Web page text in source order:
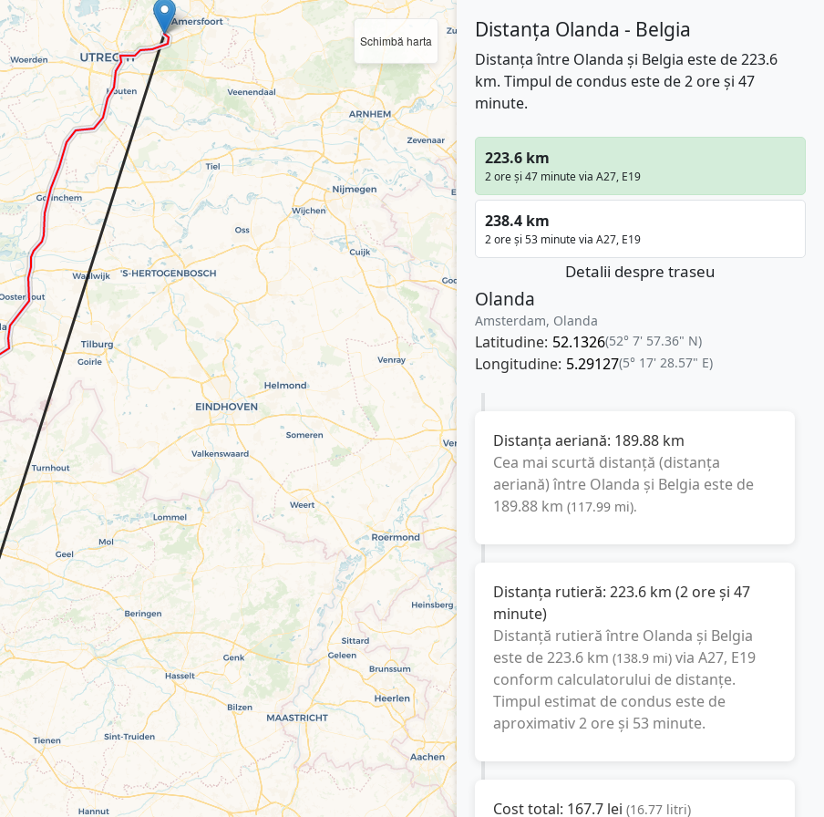
Schimbă harta Distanța Olanda - Belgia
Distanța între Olanda și Belgia este de 223.6
km. Timpul de condus este de 2 ore și 47
minute.
223.6 km
2 ore și 47 minute via A27, E19
238.4 km
2 ore și 53 minute via A27, E19
Detalii despre traseu
Olanda
Amsterdam, Olanda
Latitudine: 52.1326(52° 7' 57.36" N)
Longitudine: 5.29127(5° 17' 28.57" E)
Distanța aeriană: 189.88 km
Cea mai scurtă distanță (distanța
aeriană) între Olanda și Belgia este de
189.88 km (117.99 mi).
Distanța rutieră: 223.6 km (2 ore și 47
minute)
Distanță rutieră între Olanda și Belgia
este de223.6 km (138.9 mi) via A27, E19
conform calculatorului de distanțe.
Timpul estimat de condus este de
aproximativ2 ore și 53 minute.
Cost total: 167.7 lei (16.77 litri)